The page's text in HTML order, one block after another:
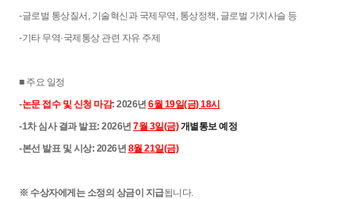
-글로벌 통상질서, 기술혁신과 국제무역, 통상정책, 글로벌 가치사슬 등
-기타 무역·국제통상 관련 자유 주제
■ 주요 일정
-논문 접수 및 신청 마감: 2026년 6월 19일(금) 18시
-1차 심사 결과 발표: 2026년 7월 3일(금) 개별통보 예정
-본선 발표 및 시상: 2026년 8월 21일(금)
※ 수상자에게는 소정의 상금이 지급됩니다.